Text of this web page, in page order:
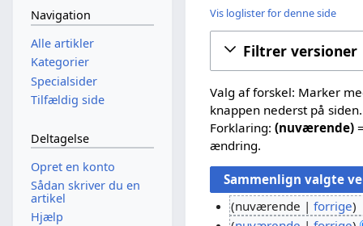
Vis loglister for denne side
Filtrer versioner
Valg af forskel: Marker
knappen nederst på siden.
Forklaring:(nuværende)
ændring.
nuværende forrige
Navigation
Alle artikler
Kategorier
Specialsider
Tilfældig side
Deltagelse
Opret en konto
Sådan skriver du en
artikel
Hjælp